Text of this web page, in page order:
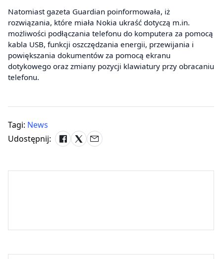
Natomiast gazeta Guardian poinformowała, iż
rozwiązania, które miała Nokia ukraść dotyczą m.in.
możliwości podłączania telefonu do komputera za pomocą
kabla USB, funkcji oszczędzania energii, przewijania i
powiększania dokumentów za pomocą ekranu
dotykowego oraz zmiany pozycji klawiatury przy obracaniu
telefonu.
Tagi: News
Udostępnij: